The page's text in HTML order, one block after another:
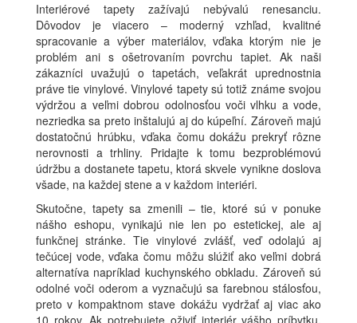
Interiérové tapety zažívajú nebývalú renesanciu.
Dôvodov je viacero – moderný vzhľad, kvalitné
spracovanie a výber materiálov, vďaka ktorým nie je
problém ani s ošetrovaním povrchu tapiet. Ak naši
zákazníci uvažujú o tapetách, veľakrát uprednostnia
práve tie vinylové. Vinylové tapety sú totiž známe svojou
výdržou a veľmi dobrou odolnosťou voči vlhku a vode,
nezriedka sa preto inštalujú aj do kúpeľní. Zároveň majú
dostatočnú hrúbku, vďaka čomu dokážu prekryť rôzne
nerovnosti a trhliny. Pridajte k tomu bezproblémovú
údržbu a dostanete tapetu, ktorá skvele vynikne doslova
všade, na každej stene a v každom interiéri.
Skutočne, tapety sa zmenili – tie, ktoré sú v ponuke
nášho eshopu, vynikajú nie len po estetickej, ale aj
funkčnej stránke. Tie vinylové zvlášť, veď odolajú aj
tečúcej vode, vďaka čomu môžu slúžiť ako veľmi dobrá
alternatíva napríklad kuchynského obkladu. Zároveň sú
odolné voči oderom a vyznačujú sa farebnou stálosťou,
preto v kompaktnom stave dokážu vydržať aj viac ako